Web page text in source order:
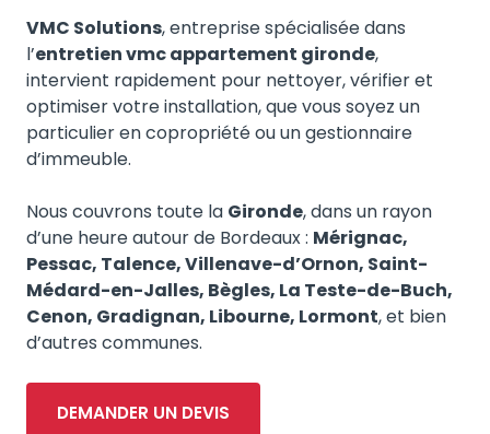
VMC Solutions, entreprise spécialisée dans
l’entretien vmc appartement gironde,
intervient rapidement pour nettoyer, vérifier et
optimiser votre installation, que vous soyez un
particulier en copropriété ou un gestionnaire
d’immeuble.
Nous couvrons toute la Gironde, dans un rayon
d’une heure autour de Bordeaux : Mérignac,
Pessac, Talence, Villenave-d’Ornon, Saint-
Médard-en-Jalles, Bègles, La Teste-de-Buch,
Cenon, Gradignan, Libourne, Lormont, et bien
d’autres communes.
DEMANDER UN DEVIS